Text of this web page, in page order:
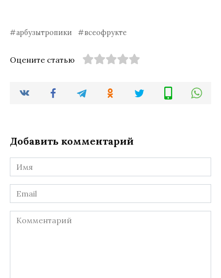
арбузытропики всеофрукте
Оцените статью
Добавить комментарий
Имя
*
Email
*
Комментарий